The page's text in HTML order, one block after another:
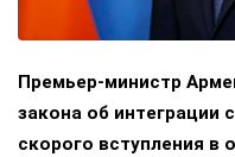
Премьер-министр
закона об интеграции
скорого вступления в